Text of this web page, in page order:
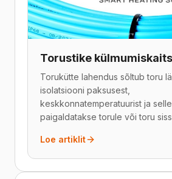
Torustike
Torukütte lahendus sõltub toru
isolatsiooni paksusest,
keskkonnatemperatuurist ja
paigaldatakse torule või toru
Loe artiklit